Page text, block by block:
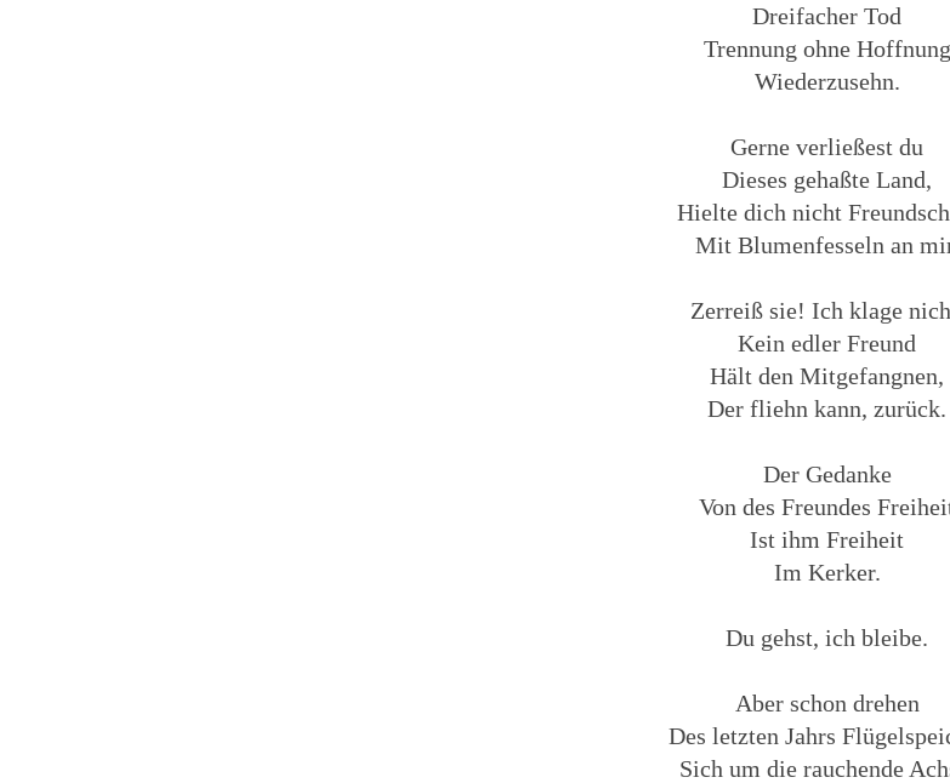
Dreifacher Tod
Trennung ohne Hoffnung
Wiederzusehn.
Gerne verließest du
Dieses gehaßte Land,
Hielte dich nicht
Mit Blumenfesseln an
Zerreiß sie! Ich klage
Kein edler Freund
Hält den Mitgefangnen,
Der fliehn kann, zurück.
Der Gedanke
Von des Freundes
Ist ihm Freiheit
Im Kerker.
Du gehst, ich bleibe.
Aber schon drehen
Des letzten Jahrs
Sich um die rauchende